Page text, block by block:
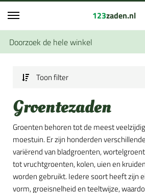
123zaden.nl
Toon filter
Groentezaden
Groenten behoren tot de meest
moestuin. Er zijn honderden
variërend van bladgroenten,
tot vruchtgroenten, kolen, uien en
worden gebruikt. Iedere soort heeft zijn
vorm, groeisnelheid en teeltwijze,